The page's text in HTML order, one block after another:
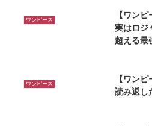
ワンピース
【ワン
実はロジ
超える最
ワンピース
【ワン
読み返し